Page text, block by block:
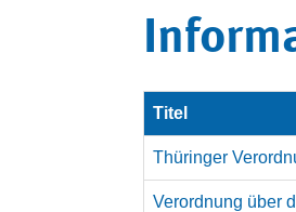
Titel
Thüringer
Verordnung über